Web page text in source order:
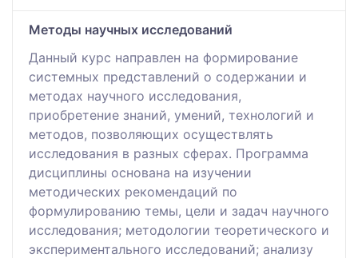
Методы научных исследований
Данный курс направлен на формирование
системных представлений о содержании и
методах научного исследования,
приобретение знаний, умений, технологий и
методов, позволяющих осуществлять
исследования в разных сферах. Программа
дисциплины основана на изучении
методических рекомендаций по
формулированию темы, цели и задач научного
исследования; методологии теоретического и
экспериментального исследований; анализу